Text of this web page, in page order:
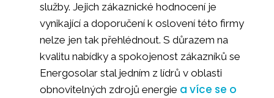
služby. Jejich zákaznické hodnocení je
vynikající a doporučení k oslovení této firmy
nelze jen tak přehlédnout. S důrazem na
kvalitu nabídky a spokojenost zákazníků se
Energosolar stal jedním z lídrů v oblasti
obnovitelných zdrojů energie a více se o